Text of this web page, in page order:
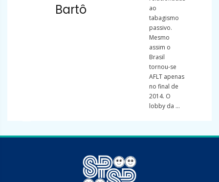
Bartô
ao
tabagismo
passivo.
Mesmo
assim o
Brasil
tornou-se
AFLT apenas
no final de
2014. O
lobby da ...